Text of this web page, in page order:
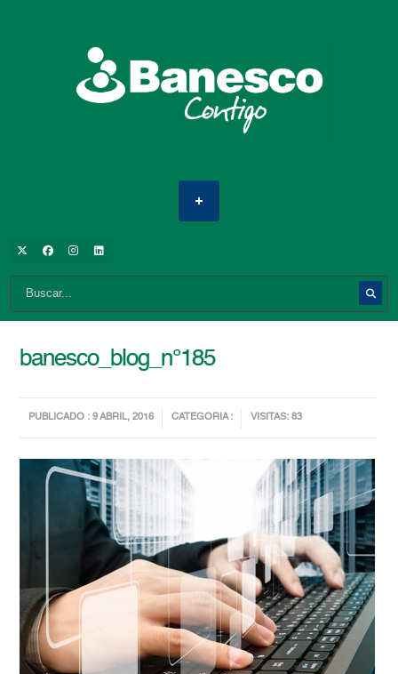
banesco_blog_n°185
PUBLICADO : 9 ABRIL, 2016 CATEGORIA : VISITAS: 83